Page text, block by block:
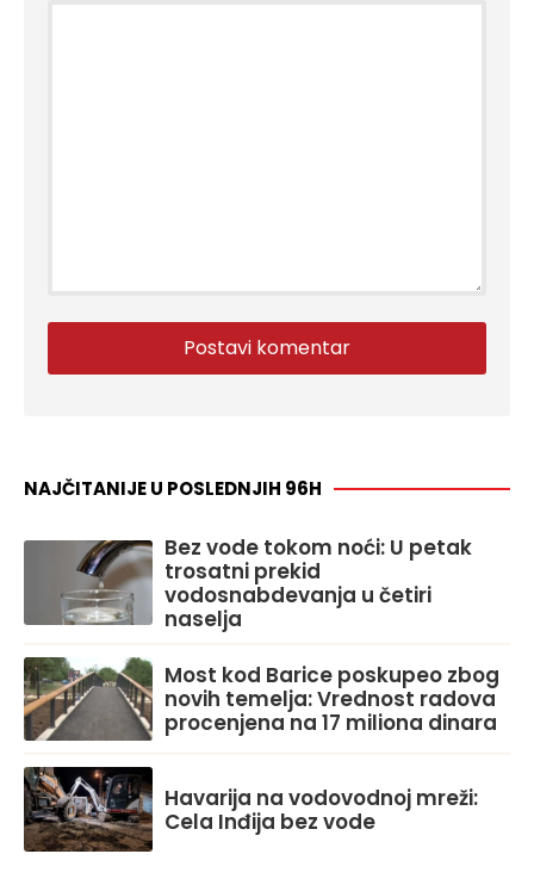
NAJČITANIJE U POSLEDNJIH 96H
Bez vode tokom noći: U petak
trosatni prekid
vodosnabdevanja u četiri
naselja
Most kod Barice poskupeo zbog
novih temelja: Vrednost radova
procenjena na 17 miliona dinara
Havarija na vodovodnoj mreži:
Cela Inđija bez vode